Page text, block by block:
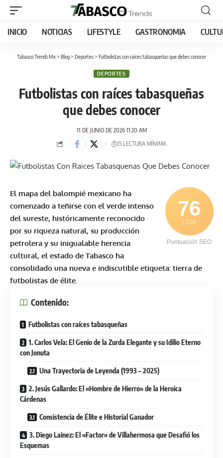
INICIO NOTICIAS LIFESTYLE GASTRONOMIA
Tabasco Trends Mx> Blog> Deportes> Futbolistas con raíces tabasqueñas que debes conocer
DEPORTES
Futbolistas con raíces tabasqueñas
que debes conocer
11 DE JUNIO DE 2026 11:20 AM
15 LECTURA MÍNIMA
76
/ 100
Puntuación SEO
El mapa del balompié mexicano ha
comenzado a teñirse con el verde intenso
del sureste, históricamente reconocido
por su riqueza natural, su producción
petrolera y su inigualable herencia
cultural, el estado de Tabasco ha
consolidado una nueva e indiscutible etiqueta: tierra de
futbolistas de élite.
Contenido:
Futbolistas con raíces tabasqueñas
1. Carlos Vela: El Genio de la Zurda Elegante y su Idilio Eterno
con Jonuta
Una Trayectoria de Leyenda (1993 – 2025)
2. Jesús Gallardo: El «Hombre de Hierro» de la Heroica
Cárdenas
Consistencia de Élite e Historial Ganador
3. Diego Lainez: El «Factor» de Villahermosa que Desafió los
Esquemas